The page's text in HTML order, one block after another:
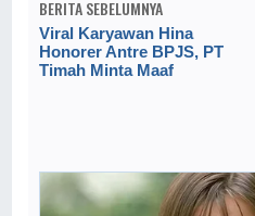
BERITA SEBELUMNYA
Viral Karyawan Hina
Honorer Antre BPJS, PT
Timah Minta Maaf